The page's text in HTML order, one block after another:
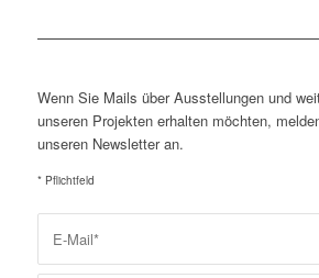
Wenn Sie Mails über Ausstellungen und
unseren Projekten erhalten möchten,
unseren Newsletter an.
* Pflichtfeld